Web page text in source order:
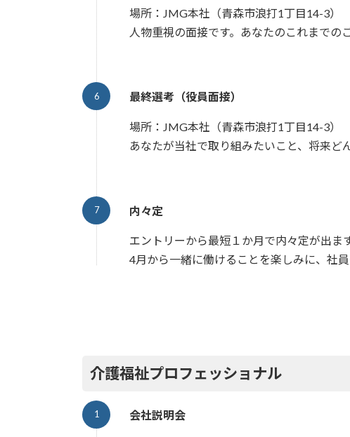
場所：JMG本社（青森市浪打1丁目14-3）
人物重視の面接です。あなたのこれまでの
最終選考（役員面接）
場所：JMG本社（青森市浪打1丁目14-3）
あなたが当社で取り組みたいこと、将来ど
内々定
エントリーから最短１か月で内々定が出ます
4月から一緒に働けることを楽しみに、社員
介護福祉プロフェッショナル
会社説明会